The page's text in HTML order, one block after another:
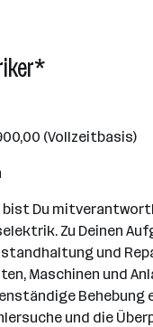
(Vollzeitbasis)
bist Du
Zu Deinen
und
Maschinen und
Behebung
und die